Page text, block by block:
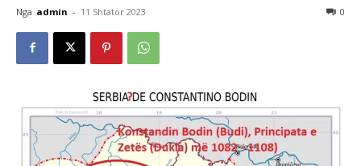
Nga admin - 11 Shtator 2023 0